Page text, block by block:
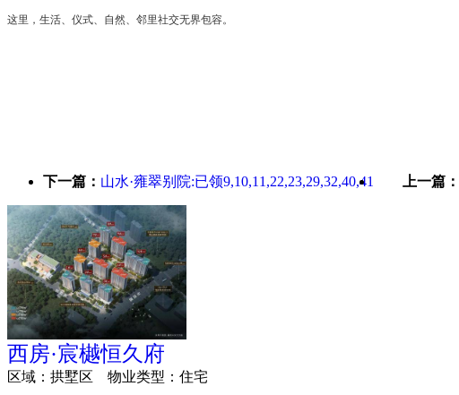
这里，生活、仪式、自然、邻里社交无界包容。
下一篇： 山水·雍翠别院:已领9,10,11,22,23,29,32,40,41 上一篇：
西房·宸樾恒久府
区域： 拱墅区 物业类型： 住宅